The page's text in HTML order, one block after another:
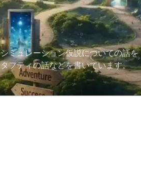
ミュレーション仮説についての話を
フティの話などを書いています。